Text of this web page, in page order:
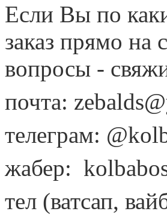
Если Вы по
заказ прямо на
вопросы -
почта:
телеграм:
жабер:
тел (ватсап,